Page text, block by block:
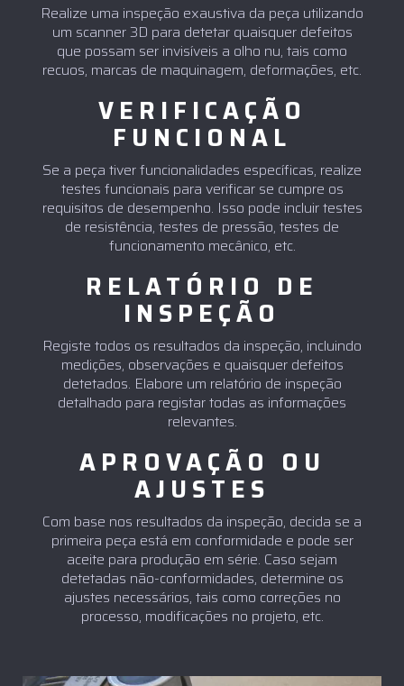
Realize uma inspeção exaustiva da peça utilizando
um scanner 3D para detetar quaisquer defeitos
que possam ser invisíveis a olho nu, tais como
recuos, marcas de maquinagem, deformações, etc.
VERIFICAÇÃO
FUNCIONAL
Se a peça tiver funcionalidades específicas, realize
testes funcionais para verificar se cumpre os
requisitos de desempenho. Isso pode incluir testes
de resistência, testes de pressão, testes de
funcionamento mecânico, etc.
RELATÓRIO DE
INSPEÇÃO
Registe todos os resultados da inspeção, incluindo
medições, observações e quaisquer defeitos
detetados. Elabore um relatório de inspeção
detalhado para registar todas as informações
relevantes.
APROVAÇÃO OU
AJUSTES
Com base nos resultados da inspeção, decida se a
primeira peça está em conformidade e pode ser
aceite para produção em série. Caso sejam
detetadas não-conformidades, determine os
ajustes necessários, tais como correções no
processo, modificações no projeto, etc.